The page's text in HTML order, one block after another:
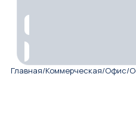
Главная/Коммерческая/Офис/